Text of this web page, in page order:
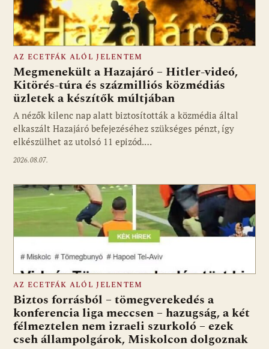
Fotó: media1.hu
AZ ECETFÁK ALÓL JELENTEM
Megmenekült a Hazajáró – Hitler-videó,
Kitörés-túra és százmilliós közmédiás
üzletek a készítők múltjában
A nézők kilenc nap alatt biztosították a közmédia által
elkaszált Hazajáró befejezéséhez szükséges pénzt, így
elkészülhet az utolsó 11 epizód.…
2026.08.07.
AZ ECETFÁK ALÓL JELENTEM
Biztos forrásból – tömegverekedés a
konferencia liga meccsen – hazugság, a két
félmeztelen nem izraeli szurkoló – ezek
cseh állampolgárok, Miskolcon dolgoznak